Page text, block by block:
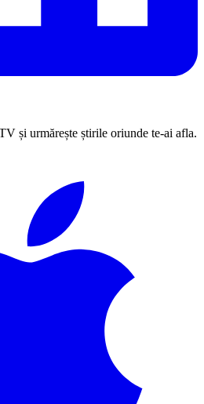
și urmărește știrile oriunde te-ai afla.